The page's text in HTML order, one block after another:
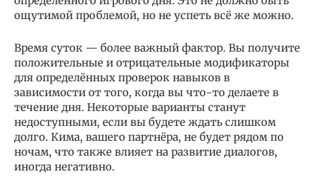
ощутимой проблемой, но не успеть всё же можно.
Время суток — более важный фактор. Вы получите
положительные и отрицательные модификаторы
для определённых проверок навыков в
зависимости от того, когда вы что-то делаете в
течение дня. Некоторые варианты станут
недоступными, если вы будете ждать слишком
долго. Кима, вашего партнёра, не будет рядом по
ночам, что также влияет на развитие диалогов,
иногда негативно.